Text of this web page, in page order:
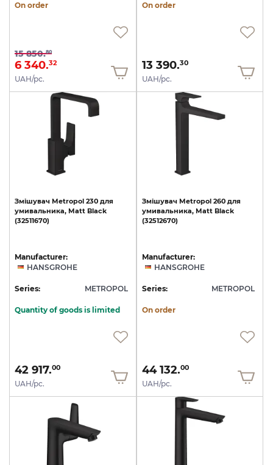
On order
15 850.80
6 340.32
UAH/pc.
On order
13 390.30
UAH/pc.
Змішувач Metropol 230 для
умивальника, Matt Black
(32511670)
Manufacturer:
HANSGROHE
Series: METROPOL
Quantity of goods is limited
42 917.00
UAH/pc.
Змішувач Metropol 260 для
умивальника, Matt Black
(32512670)
Manufacturer:
HANSGROHE
Series: METROPOL
On order
44 132.00
UAH/pc.